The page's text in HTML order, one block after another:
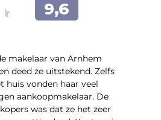
makelaar van Arnhem
deed ze uitstekend. Zelfs
huis vonden haar veel
aankoopmakelaar. De
was dat ze het zeer